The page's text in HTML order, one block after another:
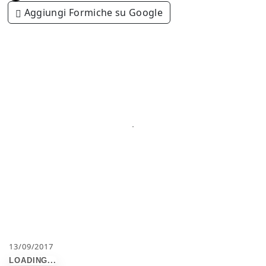
Aggiungi Formiche su Google
13/09/2017